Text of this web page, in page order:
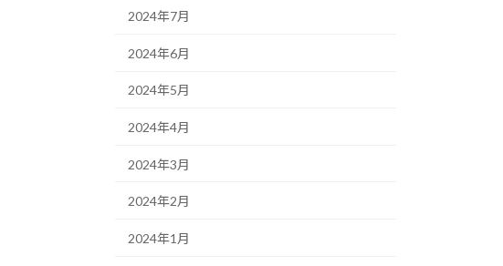
2024年7月
2024年6月
2024年5月
2024年4月
2024年3月
2024年2月
2024年1月